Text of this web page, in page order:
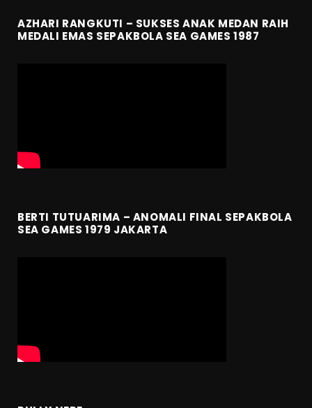
AZHARI RANGKUTI – SUKSES ANAK MEDAN RAIH
MEDALI EMAS SEPAKBOLA SEA GAMES 1987
BERTI TUTUARIMA – ANOMALI FINAL SEPAKBOLA
SEA GAMES 1979 JAKARTA